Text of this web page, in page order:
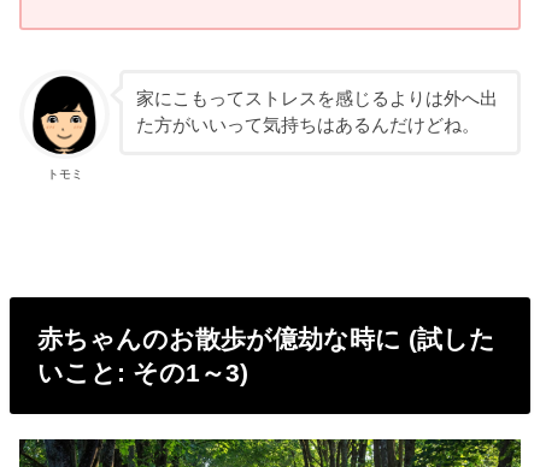
トモミ
家にこもってストレスを感じるよりは外へ出
た方がいいって気持ちはあるんだけどね。
赤ちゃんのお散歩が億劫な時に (試した
いこと: その1～3)